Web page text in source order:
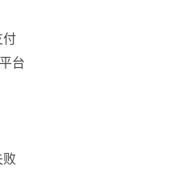
付
台
败